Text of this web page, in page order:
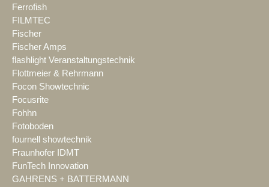
Ferrofish
FILMTEC
Fischer
Fischer Amps
flashlight Veranstaltungstechnik
Flottmeier & Rehrmann
Focon Showtechnic
Focusrite
Fohhn
Fotoboden
fournell showtechnik
Fraunhofer IDMT
FunTech Innovation
GAHRENS + BATTERMANN